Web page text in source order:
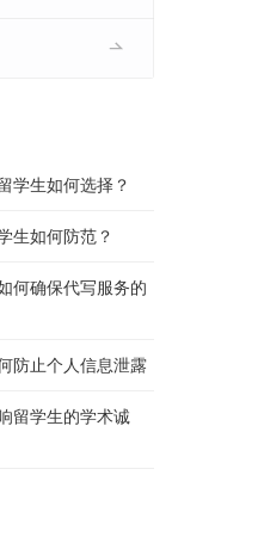
学生如何选择？
生如何防范？
何确保代写服务的
防止个人信息泄露
留学生的学术诚